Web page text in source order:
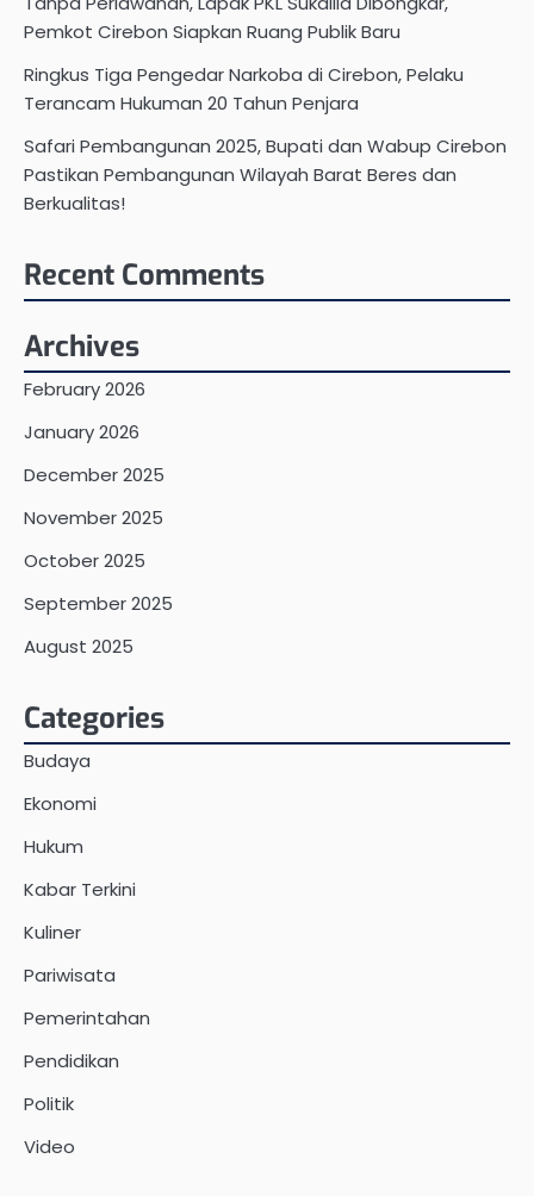
Pemkot Cirebon Siapkan Ruang Publik Baru
Ringkus Tiga Pengedar Narkoba di Cirebon, Pelaku
Terancam Hukuman 20 Tahun Penjara
Safari Pembangunan 2025, Bupati dan Wabup Cirebon
Pastikan Pembangunan Wilayah Barat Beres dan
Berkualitas!
Recent Comments
Archives
February 2026
January 2026
December 2025
November 2025
October 2025
September 2025
August 2025
Categories
Budaya
Ekonomi
Hukum
Kabar Terkini
Kuliner
Pariwisata
Pemerintahan
Pendidikan
Politik
Video